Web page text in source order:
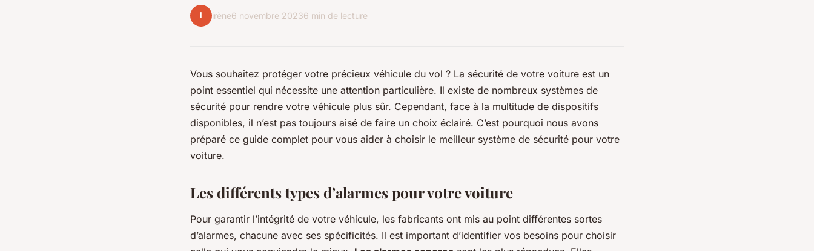
I irène6 novembre 20236 min de lecture
Vous souhaitez protéger votre précieux véhicule du vol ? La sécurité de votre voiture est un
point essentiel qui nécessite une attention particulière. Il existe de nombreux systèmes de
sécurité pour rendre votre véhicule plus sûr. Cependant, face à la multitude de dispositifs
disponibles, il n’est pas toujours aisé de faire un choix éclairé. C’est pourquoi nous avons
préparé ce guide complet pour vous aider à choisir le meilleur système de sécurité pour votre
voiture.
Les différents types d’alarmes pour votre voiture
Pour garantir l’intégrité de votre véhicule, les fabricants ont mis au point différentes sortes
d’alarmes, chacune avec ses spécificités. Il est important d’identifier vos besoins pour choisir